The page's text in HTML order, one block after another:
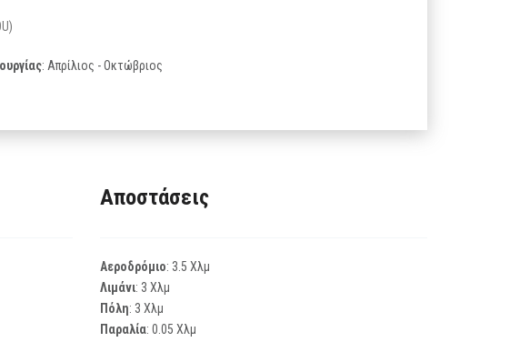
: Απρίλιος - Οκτώβριος
Αποστάσεις
Αεροδρόμιο: 3.5 Χλμ
Λιμάνι: 3 Χλμ
Πόλη: 3 Χλμ
Παραλία: 0.05 Χλμ